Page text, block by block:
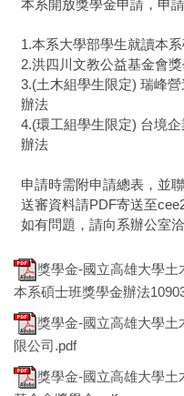
本系開放獎學金申請，申
1.本系大學部學生就讀本
2.洪四川文教公益基金會
3.(土木組學生限定) 瑞峰
辦法
4.(環工組學生限定) 台境
辦法
申請時需附申請總表，並
送審資料請PDF寄送至
如有問題，請向系辦公室
獎學金-國立高雄大學
本系碩士班獎學金辦法
獎學金-國立高雄大學
限公司.pdf
獎學金-國立高雄大學土